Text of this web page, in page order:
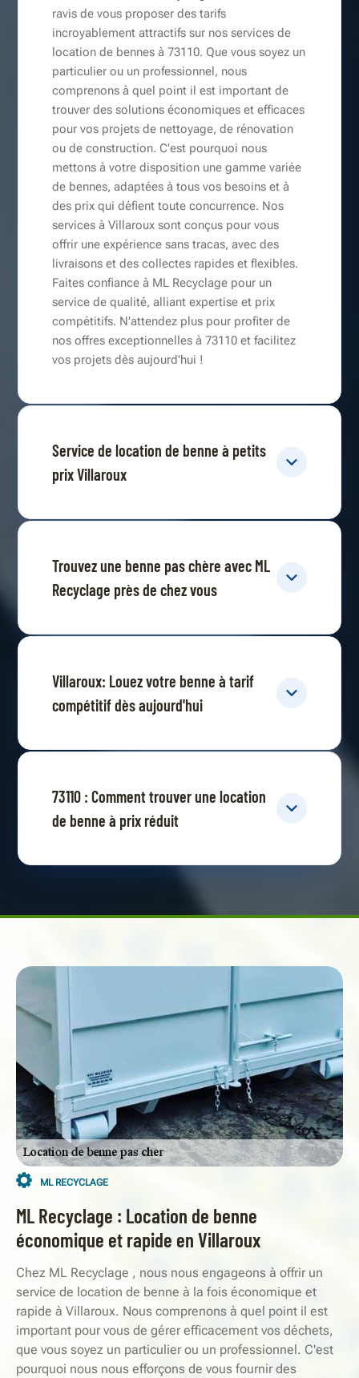
ravis de vous proposer des tarifs
incroyablement attractifs sur nos services de
location de bennes à 73110. Que vous soyez un
particulier ou un professionnel, nous
comprenons à quel point il est important de
trouver des solutions économiques et efficaces
pour vos projets de nettoyage, de rénovation
ou de construction. C'est pourquoi nous
mettons à votre disposition une gamme variée
de bennes, adaptées à tous vos besoins et à
des prix qui défient toute concurrence. Nos
services à Villaroux sont conçus pour vous
offrir une expérience sans tracas, avec des
livraisons et des collectes rapides et flexibles.
Faites confiance à ML Recyclage pour un
service de qualité, alliant expertise et prix
compétitifs. N'attendez plus pour profiter de
nos offres exceptionnelles à 73110 et facilitez
vos projets dès aujourd'hui !
Service de location de benne à petits
prix Villaroux
Trouvez une benne pas chère avec ML
Recyclage près de chez vous
Villaroux: Louez votre benne à tarif
compétitif dès aujourd'hui
73110 : Comment trouver une location
de benne à prix réduit
ML RECYCLAGE
ML Recyclage : Location de benne
économique et rapide en Villaroux
Chez ML Recyclage , nous nous engageons à offrir un
service de location de benne à la fois économique et
rapide à Villaroux. Nous comprenons à quel point il est
important pour vous de gérer efficacement vos déchets,
que vous soyez un particulier ou un professionnel. C'est
pourquoi nous nous efforçons de vous fournir des